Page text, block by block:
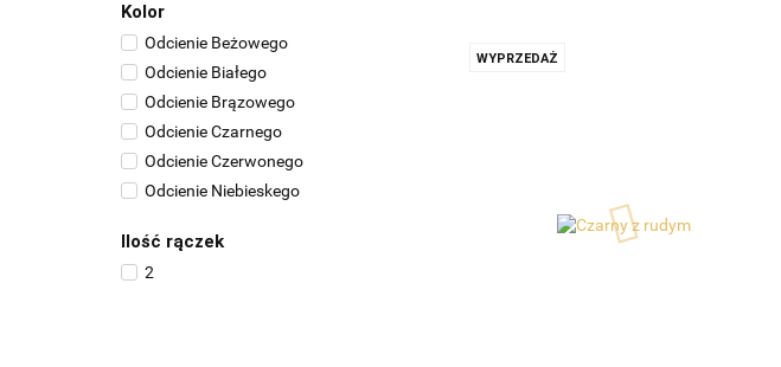
Kolor
Odcienie Beżowego
Odcienie Białego
Odcienie Brązowego
Odcienie Czarnego
Odcienie Czerwonego
Odcienie Niebieskego
Odcienie Szarego
Ilość rączek
2
WYPRZEDAŻ